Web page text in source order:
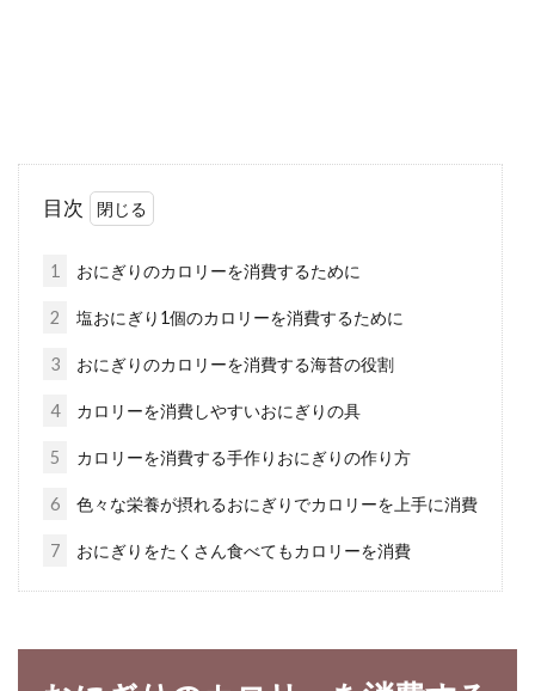
除去する3つの方法
か？では、ウィンナーが好きという方にもうひ
とつ質問しま...
醤油のアルコールは悪者？添加物だ
日本の食卓に欠かせない醤油。ほとんどの日本
人が毎日、口にしていると思います。毎日のこ
とだ...
目次
1 おにぎりのカロリーを消費するために
2 塩おにぎり1個のカロリーを消費するために
3 おにぎりのカロリーを消費する海苔の役割
4 カロリーを消費しやすいおにぎりの具
5 カロリーを消費する手作りおにぎりの作り方
6 色々な栄養が摂れるおにぎりでカロリーを上手に消費
7 おにぎりをたくさん食べてもカロリーを消費